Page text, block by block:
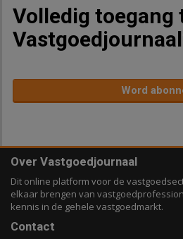
Volledig toegang
Word
Over Vastgoedjournaal
Dit online platform voor de
elkaar brengen van
kennis in de gehele vastgoedmarkt.
Contact